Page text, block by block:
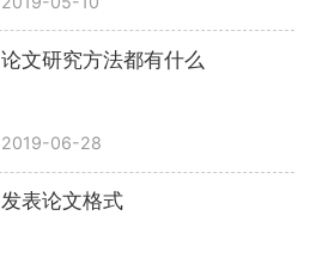
论文研究方法都有什么
2019-06-28
发表论文格式